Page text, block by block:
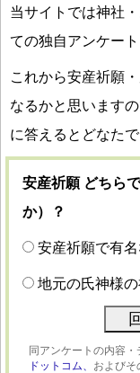
当サイトでは神社
ての独自アンケート
これから安産祈願
なるかと思います
に答えるとどなた
安産祈願 どちら
か）？
安産祈願で有
地元の氏神様
同アンケートの内容・
ドットコム、 およびそ